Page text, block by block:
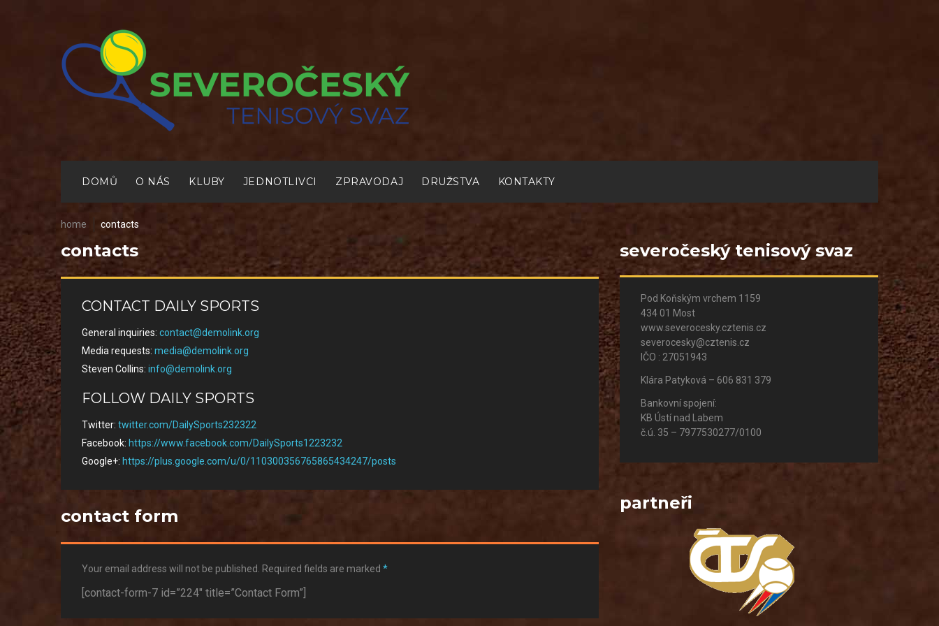
DOMŮ O NÁS KLUBY JEDNOTLIVCI ZPRAVODAJ DRUŽSTVA KONTAKTY
home contacts
CONTACTS
contacts
CONTACT DAILY SPORTS
General inquiries: contact@demolink.org
Media requests: media@demolink.org
Steven Collins: info@demolink.org
FOLLOW DAILY SPORTS
Twitter: twitter.com/DailySports232322
Facebook: https://www.facebook.com/DailySports1223232
Google+: https://plus.google.com/u/0/110300356765865434247/posts
contact form
Your email address will not be published. Required fields are marked *
[contact-form-7 id=”224″ title=”Contact Form”]
severočeský tenisový svaz
Pod Koňským vrchem 1159
434 01 Most
www.severocesky.cztenis.cz
severocesky@cztenis.cz
IČO : 27051943
Klára Patyková – 606 831 379
Bankovní spojení:
KB Ústí nad Labem
č.ú. 35 – 7977530277/0100
partneři